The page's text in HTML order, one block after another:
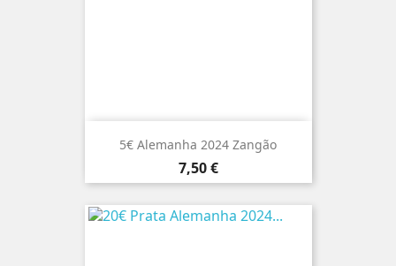
5€ Alemanha 2024 Zangão
Preço
7,50 €